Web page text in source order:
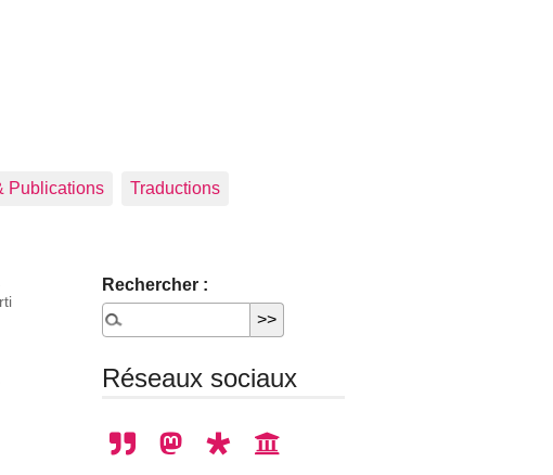
Publications Traductions
Rechercher :
Réseaux sociaux